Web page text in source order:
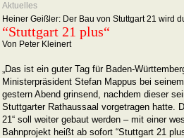
Aktuelles
Heiner Geißler: Der Bau von Stuttgart 21 wird
“Stuttgart 21 plus“
Von Peter Kleinert
„Das ist ein guter Tag für Baden-
Ministerpräsident Stefan Mappus bei
gestern Abend grinsend, nachdem dieser
Stuttgarter Rathaussaal vorgetragen hatte.
21“ soll weiter gebaut werden – mit einer
Bahnprojekt heißt ab sofort “Stuttgart 21